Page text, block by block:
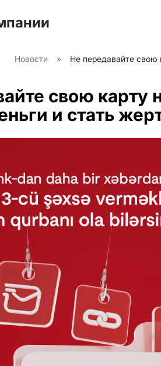
Новости » Не передавайте свою
свою карту
и стать